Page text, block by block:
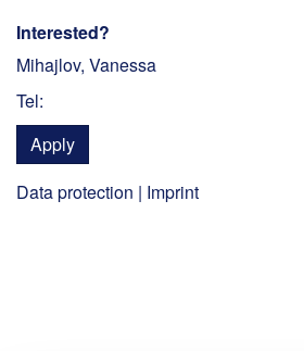
Interested?
Mihajlov, Vanessa
Tel:
Apply
Data protection | Imprint